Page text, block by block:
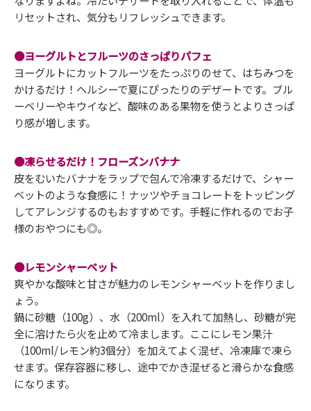
リセットされ、気分もリフレッシュできます。
●ヨーグルトとフルーツのさっぱりパフェ
ヨーグルトにカットフルーツをたっぷりのせて、はちみつを
かけるだけ！ヘルシーで夏にぴったりのデザートです。ブル
ーベリーやキウイなど、酸味のある果物を使うとよりさっぱ
り感が増します。
●凍らせるだけ！フローズンバナナ
皮をむいたバナナをラップで包んで冷凍するだけで、シャー
ベットのような食感に！ナッツやチョコレートをトッピング
してアレンジするのもおすすめです。手軽に作れるのでお子
様のおやつにも◎。
●レモンシャーベット
爽やかな酸味と甘さが魅力のレモンシャーベットを作りまし
ょう。
鍋に砂糖（100g）、水（200ml）を入れて加熱し、砂糖が完
全に溶けたら火を止めて冷まします。ここにレモン果汁
（100ml/レモン約3個分）を加えてよく混ぜ、冷凍庫で凍ら
せます。保存容器に移し、途中でかき混ぜると滑らかな食感
になります。